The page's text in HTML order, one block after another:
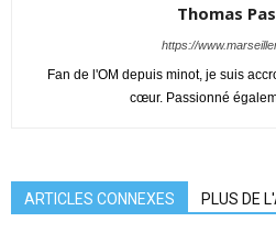
Thomas
https://
Fan de l'OM depuis minot, je suis
cœur. Passionné
ARTICLES CONNEXES PLUS DE